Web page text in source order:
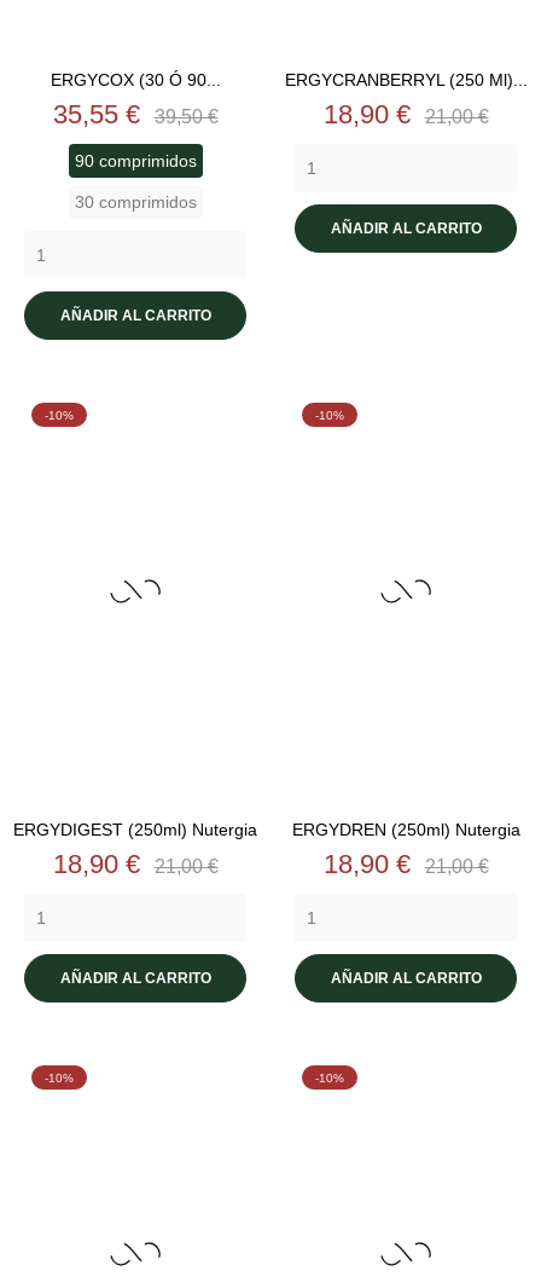
ERGYCOX (30 Ó 90...
Precio
35,55 € Precio
base
39,50 €
90 comprimidos
30 comprimidos
AÑADIR AL CARRITO
ERGYCRANBERRYL (250 Ml)...
Precio
18,90 € Precio
21,00 €
AÑADIR AL CARRITO
ERGYDIGEST (250ml) Nutergia
Precio
18,90 € Precio
21,00 €
AÑADIR AL CARRITO
-10%
ERGYDREN (250ml) Nutergia
Precio
18,90 € Precio
21,00 €
AÑADIR AL CARRITO
-10%
-10% -10%